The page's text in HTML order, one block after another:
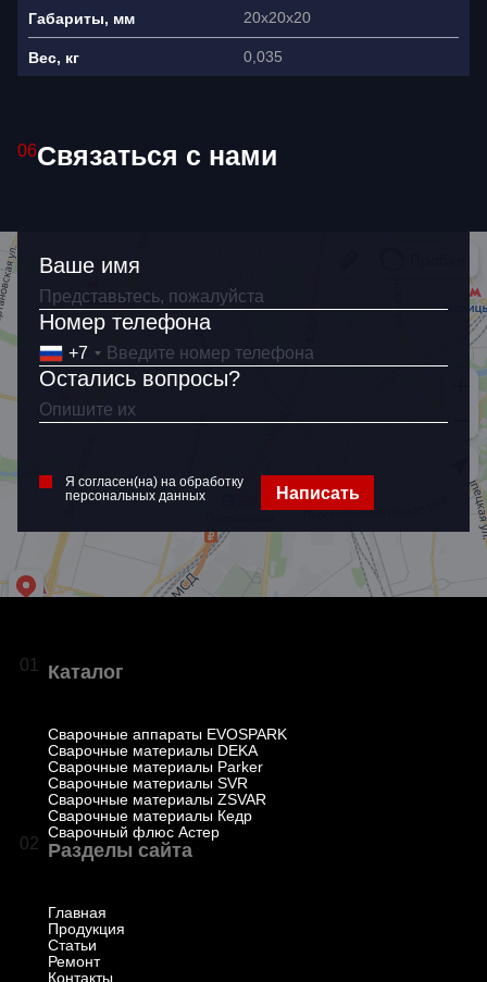
Габариты, мм 20x20x20
Вес, кг 0,035
06Связаться с нами
Ваше имя
Номер телефона
+7
Остались вопросы?
Я согласен(на) на обработку
персональных данных
Написать
Как связаться?
+7
Я согласен(на) на обработку
01 Каталог
Сварочные аппараты EVOSPARK
Сварочные материалы DEKA
Сварочные материалы Parker
Сварочные материалы SVR
Сварочные материалы ZSVAR
Сварочные материалы Кедр
Сварочный флюс Астер
02 Разделы сайта
Главная
Продукция
Статьи
Ремонт
Контакты